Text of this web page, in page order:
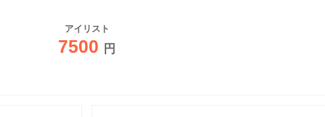
アイリスト
7500 円